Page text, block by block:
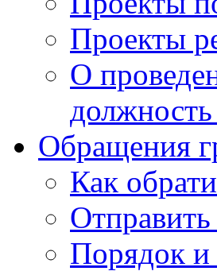
Проекты
О
должность
Обращения
Как
Порядок и